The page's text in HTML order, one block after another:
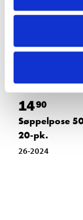
1490
Søppelpose
20-pk.
26-2024